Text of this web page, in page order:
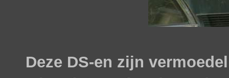
Deze DS-en zijn